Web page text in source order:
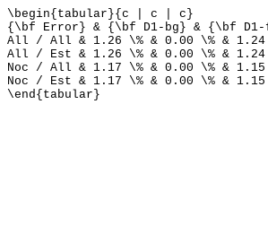
\begin{tabular}{c | c | c}
{\bf Error} & {\bf D1-bg} & {\bf
All / All & 1.26 \% & 0.00 \% &
All / Est & 1.26 \% & 0.00 \% &
Noc / All & 1.17 \% & 0.00 \% &
Noc / Est & 1.17 \% & 0.00 \% & 1.15
\end{tabular}